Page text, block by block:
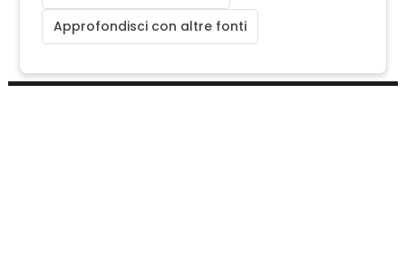
Approfondisci con altre fonti